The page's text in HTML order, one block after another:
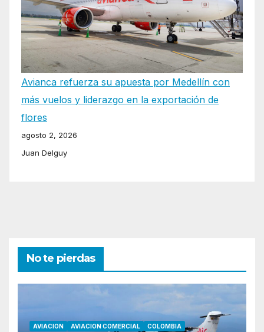
Avianca refuerza su apuesta por Medellín con
más vuelos y liderazgo en la exportación de
flores
agosto 2, 2026
Juan Delguy
No te pierdas
AVIACION AVIACION COMERCIAL COLOMBIA